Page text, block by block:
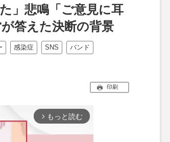
」悲鳴「ご意見に耳
答えた決断の背景
感染症 SNS バンド
印刷
arrow_forward_ios もっと読む